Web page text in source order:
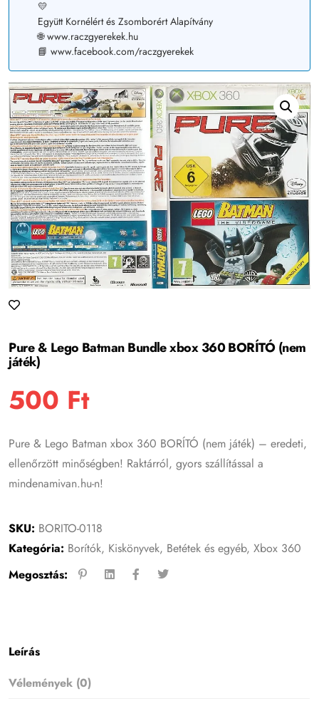
💛
Együtt Kornélért és Zsomborért Alapítvány
🌐 www.raczgyerekek.hu
📘 www.facebook.com/raczgyerekek
Pure & Lego Batman Bundle xbox 360 BORÍTÓ (nem
játék)
500 Ft
Pure & Lego Batman xbox 360 BORÍTÓ (nem játék) – eredeti,
ellenőrzött minőségben! Raktárról, gyors szállítással a
mindenamivan.hu-n!
SKU: BORITO-0118
Kategória: Borítók, Kiskönyvek, Betétek és egyéb,Xbox 360
Megosztás:
Leírás
Vélemények (0)